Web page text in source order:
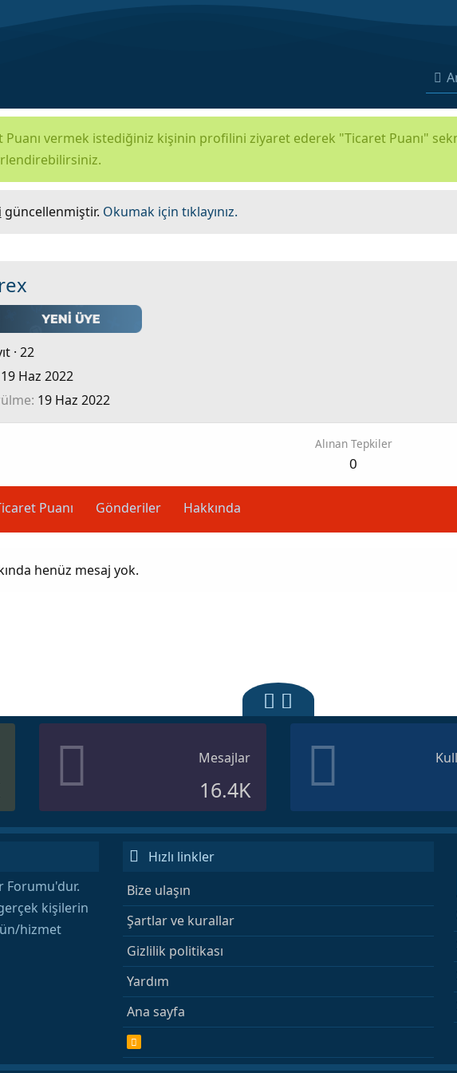
Puanı vermek istediğiniz kişinin profilini ziyaret ederek "Ticaret Puanı"
güncellenmiştir. Okumak için tıklayınız.
· 22
19 Haz 2022
19 Haz 2022
Alınan Tepkiler
0
Puanı Gönderiler Hakkında
henüz mesaj yok.
Mesajlar
16.4K
Forumu'dur.
kişilerin
hizmet
Hızlı linkler
Bize ulaşın
Şartlar ve kurallar
Gizlilik politikası
Yardım
Ana sayfa
R
S
S